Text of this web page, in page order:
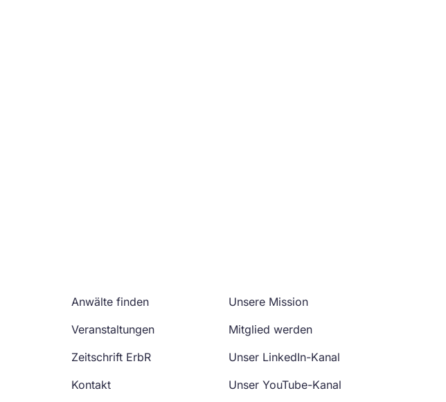
Anwälte finden
Veranstaltungen
Zeitschrift ErbR
Kontakt
Unsere Mission
Mitglied werden
Unser LinkedIn-Kanal
Unser YouTube-Kanal